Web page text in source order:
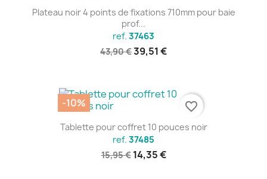
Plateau noir 4 points de fixations 710mm pour baie
prof...
ref. 37463
43,90 €39,51 €
Tablette pour coffret 10 pouces noir
ref. 37485
15,95 € 14,35 €
-10% favorite_border